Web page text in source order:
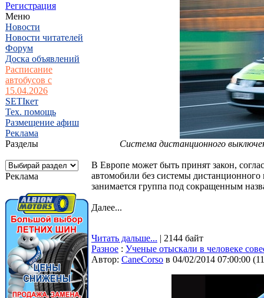
Регистрация
Меню
Новости
Новости читателей
Форум
Доска объявлений
Расписание
автобусов с
15.04.2026
SETIкет
Тех. помощь
Размещение афиш
Реклама
Разделы
Реклама
Система дистанционного
В Европе может быть принят закон,
автомобили без системы дистанционного
занимается группа под сокращенным
Далее...
Читать дальше... | 2144 байт
Разное : Ученые отыскали в человеке
Автор: CaneCorso в 04/02/2014 07:00:00 (